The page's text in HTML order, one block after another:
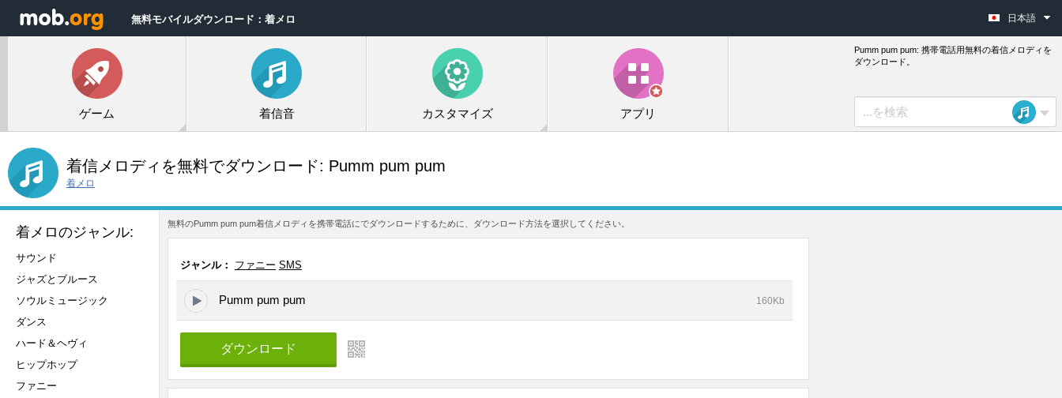
無料モバイルダウンロード：着メロ 日本語
ゲーム 着信音 カスタマイズ アプリ
Pumm pum pum: 携帯電話用無料の着信メロディを
ダウンロード。
着信メロディを無料でダウンロード: Pumm pum pum
着メロ
着メロのジャンル:
サウンド
ジャズとブルース
ソウルミュージック
ダンス
ハード＆ヘヴィ
ヒップホップ
ファニー
無料のPumm pum pum着信メロディを携帯電話にでダウンロードするために、ダウンロード方法を選択してください。
ジャンル： ファニー SMS
Pumm pum pum 160Kb
ダウンロード